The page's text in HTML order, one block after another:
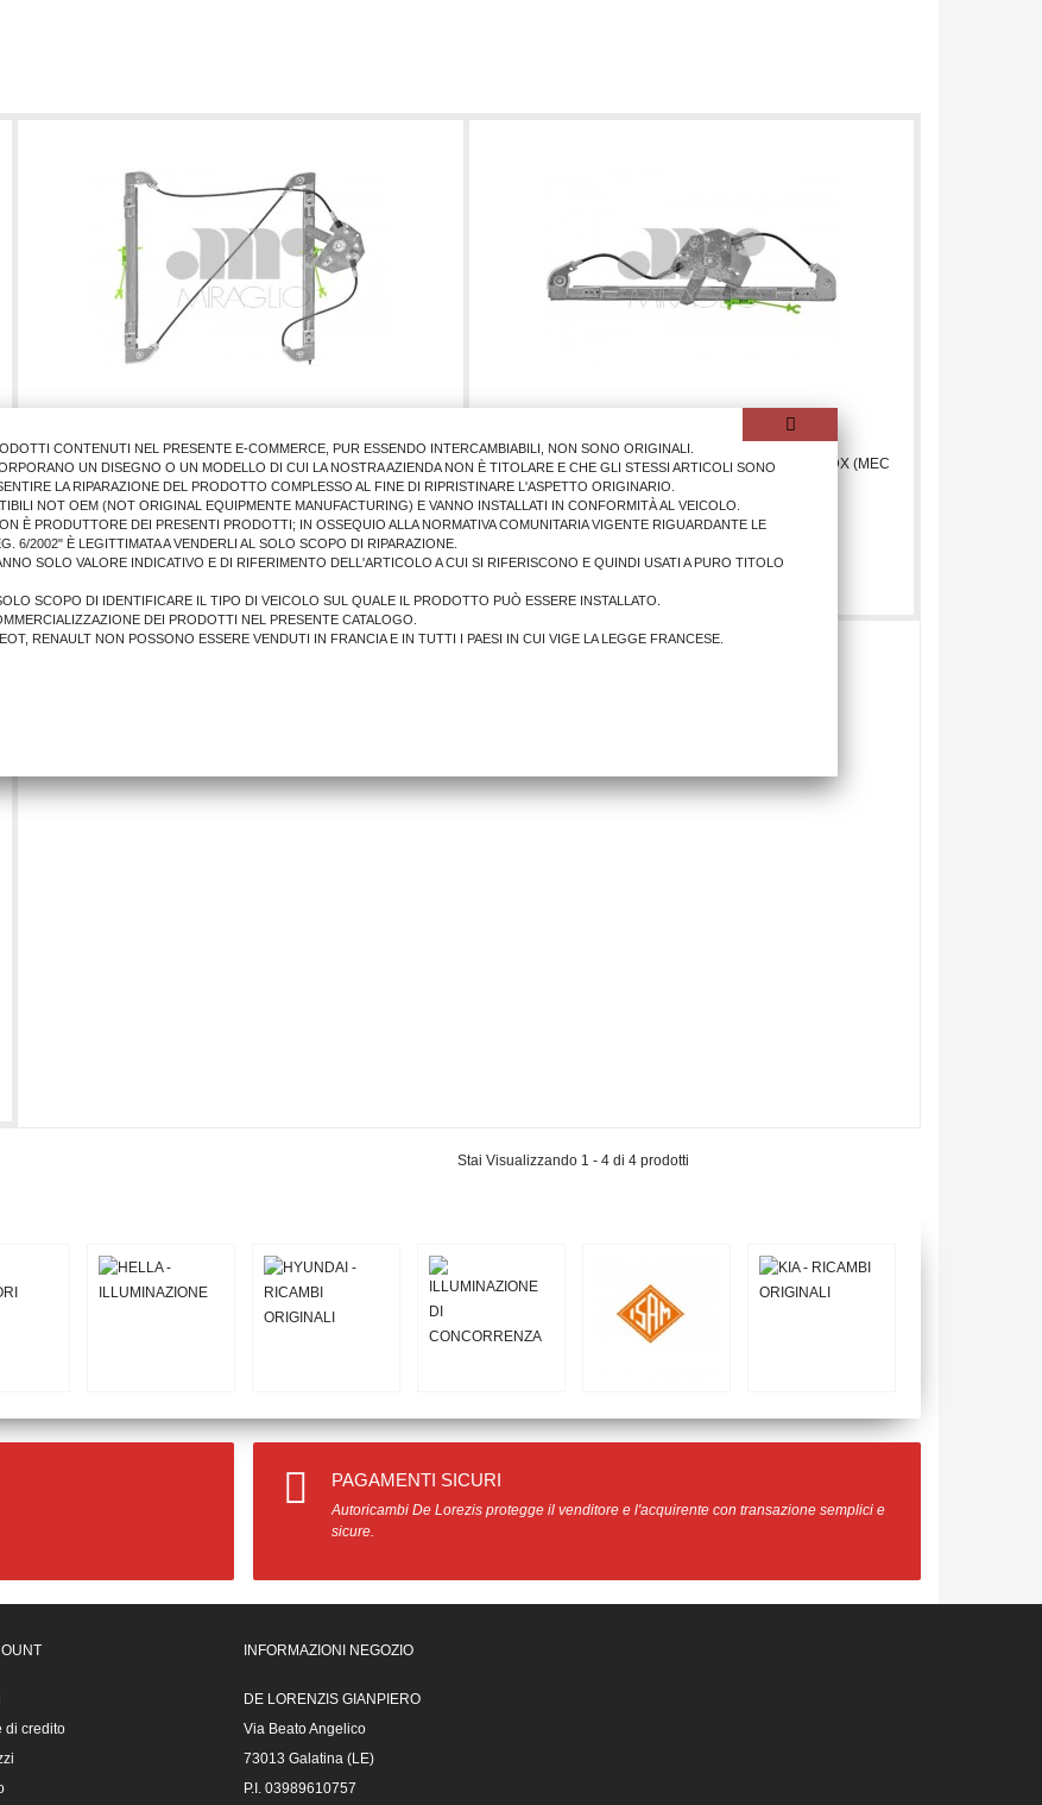
ALZACRISTALLO BMW SR.3 1998>2005 4/P. ANT.SX (MECC
50,02 €
ALZACRISTALLO BMW SR.3 1998>2005 4/P. POST.DX (MEC
Stai Visualizzando 1 - 4 di 4 prodotti
PAGAMENTI SICURI
Autoricambi De Lorezis protegge il venditore e l'acquirente con transazione semplici e
sicure.
di credito
INFORMAZIONI NEGOZIO
DE LORENZIS GIANPIERO
Via Beato Angelico
73013 Galatina (LE)
P.I. 03989610757
CONTENUTI NEL PRESENTE E-COMMERCE, PUR ESSENDO INTERCAMBIABILI, NON SONO ORIGINALI.
UN DISEGNO O UN MODELLO DI CUI LA NOSTRA AZIENDA NON È TITOLARE E CHE GLI STESSI ARTICOLI SONO
LA RIPARAZIONE DEL PRODOTTO COMPLESSO AL FINE DI RIPRISTINARE L'ASPETTO ORIGINARIO.
NOT OEM (NOT ORIGINAL EQUIPMENTE MANUFACTURING) E VANNO INSTALLATI IN CONFORMITÀ AL VEICOLO.
È PRODUTTORE DEI PRESENTI PRODOTTI; IN OSSEQUIO ALLA NORMATIVA COMUNITARIA VIGENTE RIGUARDANTE LE
6/2002" È LEGITTIMATA A VENDERLI AL SOLO SCOPO DI RIPARAZIONE.
SOLO VALORE INDICATIVO E DI RIFERIMENTO DELL'ARTICOLO A CUI SI RIFERISCONO E QUINDI USATI A PURO TITOLO
SCOPO DI IDENTIFICARE IL TIPO DI VEICOLO SUL QUALE IL PRODOTTO PUÒ ESSERE INSTALLATO.
DEI PRODOTTI NEL PRESENTE CATALOGO.
RENAULT NON POSSONO ESSERE VENDUTI IN FRANCIA E IN TUTTI I PAESI IN CUI VIGE LA LEGGE FRANCESE.